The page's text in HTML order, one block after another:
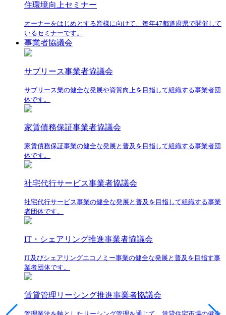
住環境向上セミナー
オーナーをはじめとする皆様に向けて、毎年47都道府県で開催して
いるセミナーです。
事業者協議会
サブリース事業者協議会
サブリース業の健全な発展や資質向上を目指して組織する事業者団
体です。
家賃債務保証事業者協議会
家賃債務保証事業の健全な発展と普及を目指して組織する事業者団
体です。
社宅代行サービス事業者協議会
社宅代行サービス事業の健全な発展と普及を目指して組織する事業
者団体です。
IT・シェアリング推進事業者協議会
IT及びシェアリングエコノミー事業の健全な発展と普及を目指す事
業者団体です。
賃貸管理リーシング推進事業者協議会